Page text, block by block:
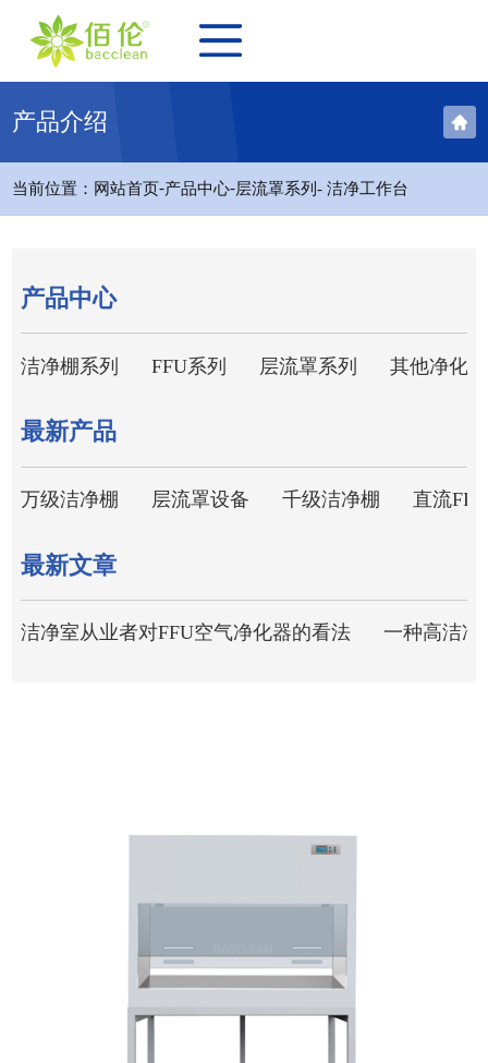
产品介绍
当前位置： 网站首页-产品中心-层流罩系列- 洁净工作台
产品中心
洁净棚系列 FFU系列 层流罩系列 其他净化
最新产品
万级洁净棚 层流罩设备 千级洁净棚 直流FFU
最新文章
洁净室从业者对FFU空气净化器的看法 一种高洁净